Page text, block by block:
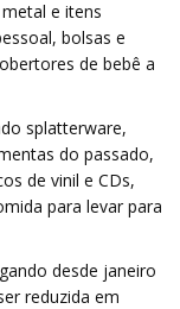
e itens
bolsas e
de bebê a
splatterware,
do passado,
de vinil e CDs,
para levar para
desde janeiro
reduzida em